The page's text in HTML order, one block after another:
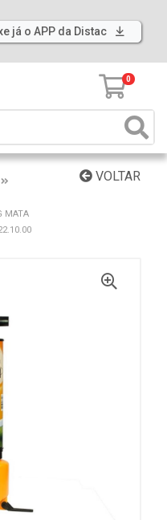
já o APP da Distac
0
VOLTAR
MATA